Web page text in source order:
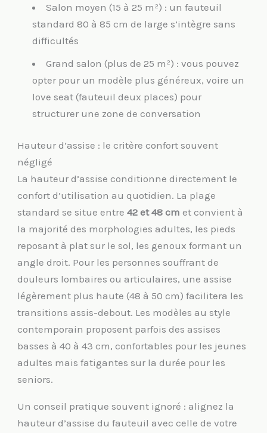
Salon moyen (15 à 25 m²) : un fauteuil
standard 80 à 85 cm de large s’intègre sans
difficultés
Grand salon (plus de 25 m²) : vous pouvez
opter pour un modèle plus généreux, voire un
love seat (fauteuil deux places) pour
structurer une zone de conversation
Hauteur d’assise : le critère confort souvent
négligé
La hauteur d’assise conditionne directement le
confort d’utilisation au quotidien. La plage
standard se situe entre42 et 48 cm et convient à
la majorité des morphologies adultes, les pieds
reposant à plat sur le sol, les genoux formant un
angle droit. Pour les personnes souffrant de
douleurs lombaires ou articulaires, une assise
légèrement plus haute (48 à 50 cm) facilitera les
transitions assis-debout. Les modèles au style
contemporain proposent parfois des assises
basses à 40 à 43 cm, confortables pour les jeunes
adultes mais fatigantes sur la durée pour les
seniors.
Un conseil pratique souvent ignoré : alignez la
hauteur d’assise du fauteuil avec celle de votre